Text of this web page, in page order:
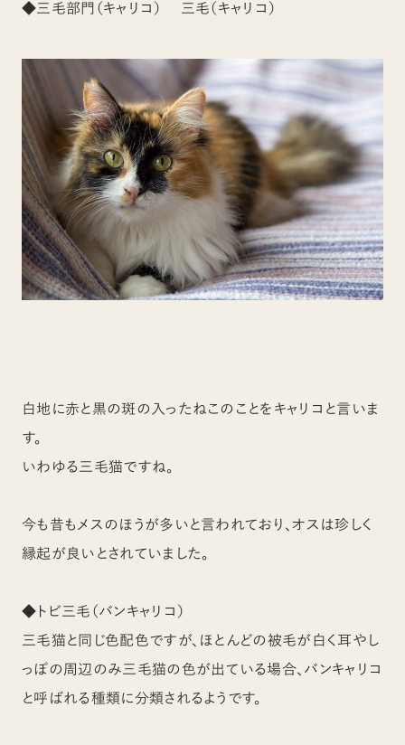
◆三毛部門（キャリコ） 三毛（キャリコ）
白地に赤と黒の斑の入ったねこのことをキャリコと言いま
す。
いわゆる三毛猫ですね。
今も昔もメスのほうが多いと言われており、オスは珍しく
縁起が良いとされていました。
◆トビ三毛（バンキャリコ）
三毛猫と同じ色配色ですが、ほとんどの被毛が白く耳やし
っぽの周辺のみ三毛猫の色が出ている場合、バンキャリコ
と呼ばれる種類に分類されるようです。